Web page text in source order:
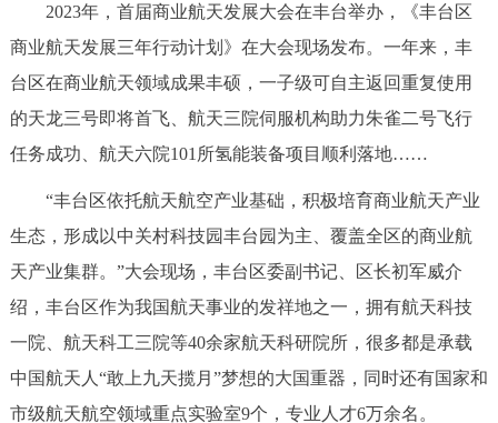
2023年，首届商业航天发展大会在丰台举办，《丰台区
商业航天发展三年行动计划》在大会现场发布。一年来，丰
台区在商业航天领域成果丰硕，一子级可自主返回重复使用
的天龙三号即将首飞、航天三院伺服机构助力朱雀二号飞行
任务成功、航天六院101所氢能装备项目顺利落地……
“丰台区依托航天航空产业基础，积极培育商业航天产业
生态，形成以中关村科技园丰台园为主、覆盖全区的商业航
天产业集群。”大会现场，丰台区委副书记、区长初军威介
绍，丰台区作为我国航天事业的发祥地之一，拥有航天科技
一院、航天科工三院等40余家航天科研院所，很多都是承载
中国航天人“敢上九天揽月”梦想的大国重器，同时还有国家和
市级航天航空领域重点实验室9个，专业人才6万余名。